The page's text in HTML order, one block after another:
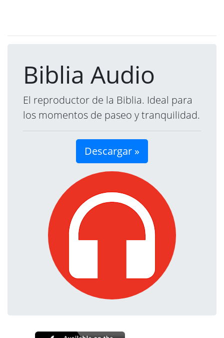
Biblia Audio
El reproductor de la Biblia. Ideal para
los momentos de paseo y tranquilidad.
Descargar »